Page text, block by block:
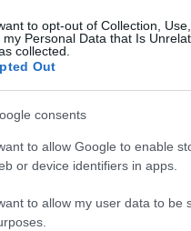
to opt-out of Collection,
my Personal Data that Is
collected.
Out
consents
to allow Google to enable
or device identifiers in apps.
to allow my user data to be